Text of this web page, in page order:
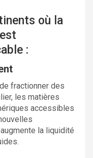
où la
:
fractionner des
les matières
accessibles
la liquidité